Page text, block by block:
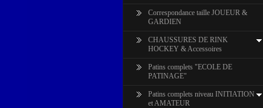
Correspondance taille JOUEUR &
GARDIEN
CHAUSSURES DE RINK
HOCKEY & Accessoires
Patins complets "ECOLE DE
PATINAGE"
Patins complets niveau INITIATION
et AMATEUR